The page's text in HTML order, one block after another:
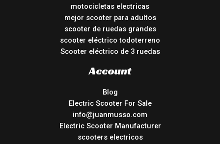
motocicletas electricas
mejor scooter para adultos
scooter de ruedas grandes
scooter eléctrico todoterreno
Scooter eléctrico de 3 ruedas
Account
Blog
Electric Scooter For Sale
info@juanmusso.com
Electric Scooter Manufacturer
scooters electricos